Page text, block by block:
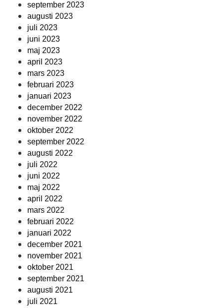
september 2023
augusti 2023
juli 2023
juni 2023
maj 2023
april 2023
mars 2023
februari 2023
januari 2023
december 2022
november 2022
oktober 2022
september 2022
augusti 2022
juli 2022
juni 2022
maj 2022
april 2022
mars 2022
februari 2022
januari 2022
december 2021
november 2021
oktober 2021
september 2021
augusti 2021
juli 2021